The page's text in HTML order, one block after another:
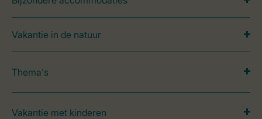
Vakantie in de natuur
Thema's
Vakantie met kinderen